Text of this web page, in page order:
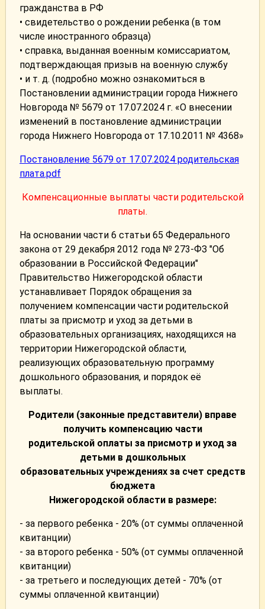
гражданства в РФ
• свидетельство о рождении ребенка (в том
числе иностранного образца)
• справка, выданная военным комиссариатом,
подтверждающая призыв на военную службу
• и т. д. (подробно можно ознакомиться в
Постановлении администрации города Нижнего
Новгорода № 5679 от 17.07.2024 г. «О внесении
изменений в постановление администрации
города Нижнего Новгорода от 17.10.2011 № 4368»
Постановление 5679 от 17.07.2024 родительская
плата.pdf
Компенсационные выплаты части родительской
платы.
На основании части 6 статьи 65 Федерального
закона от 29 декабря 2012 года № 273-ФЗ "Об
образовании в Российской Федерации"
Правительство Нижегородской области
устанавливает Порядок обращения за
получением компенсации части родительской
платы за присмотр и уход за детьми в
образовательных организациях, находящихся на
территории Нижегородской области,
реализующих образовательную программу
дошкольного образования, и порядок её
выплаты.
Родители (законные представители) вправе
получить компенсацию части
родительской оплаты за присмотр и уход за
детьми в дошкольных
образовательных учреждениях за счет средств
бюджета
Нижегородской области в размере:
- за первого ребенка - 20% (от суммы оплаченной
квитанции)
- за второго ребенка - 50% (от суммы оплаченной
квитанции)
- за третьего и последующих детей - 70% (от
суммы оплаченной квитанции)